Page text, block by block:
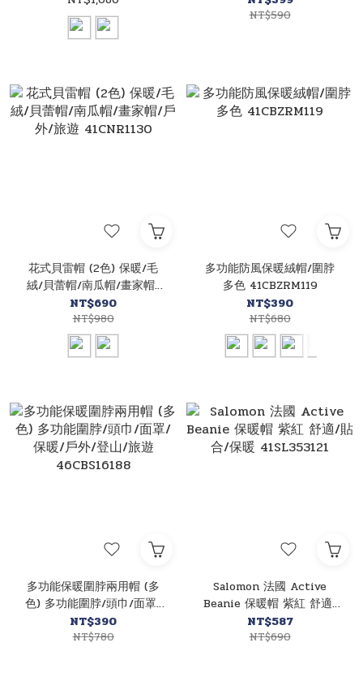
43R1901623
41KM5972
NT$590
花式貝雷帽 (2色) 保暖/毛
絨/貝蕾帽/南瓜帽/畫家帽/
戶外/旅遊 41CNR1130
NT$690
NT$980
多功能防風保暖絨帽/圍脖
多色 41CBZRM119
NT$390
NT$680
多功能保暖圍脖兩用帽 (多
色) 多功能圍脖/頭巾/面罩/
保暖/戶外/登山/旅遊
46CBS16188
NT$390
NT$780
Salomon 法國 Active
Beanie 保暖帽 紫紅 舒適/
貼合/保暖 41SL353121
NT$587
NT$690